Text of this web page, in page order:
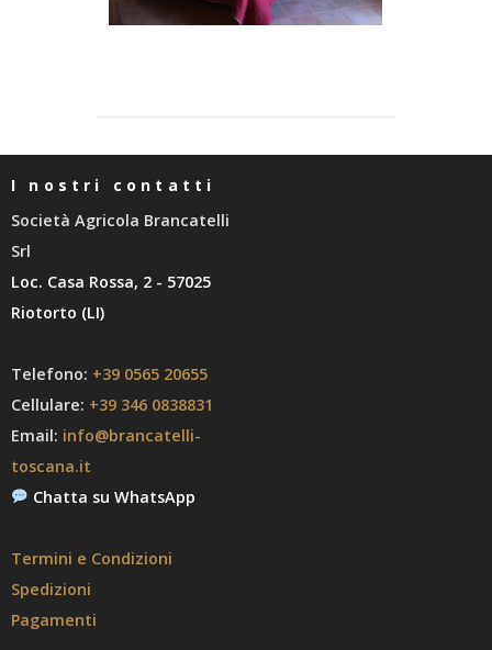
I nostri contatti
Società Agricola Brancatelli
Srl
Loc. Casa Rossa, 2 - 57025
Riotorto (LI)
Telefono: +39 0565 20655
Cellulare: +39 346 0838831
Email: info@brancatelli-
toscana.it
Chatta su WhatsApp
Termini e Condizioni
Spedizioni
Pagamenti